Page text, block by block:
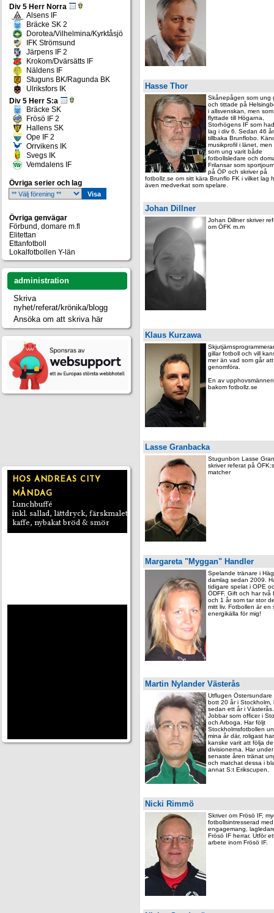
Div 5 Herr Norra
Alsens IF
Bräcke SK 2
Dorotea/Vilhelmina/Kyrktåsjö
IFK Strömsund
Järpens IF 2
Krokom/Dvärsätts IF
Näldens IF
Stuguns BK/Ragunda BK
Ulriksfors IK
Div 5 Herr S:a
Bräcke SK
Frösö IF 2
Hallens SK
Ope IF 2
Orrvikens IK
Svegs IK
Vemdalens IF
Övriga serier och lag
Övriga genvägar
Förbund, domare m.fl
Elitettan
Ettanfotboll
Lokalfotbollen Y-län
administration
Skriva
nyhet/referat/krönika/blogg
Ansöka om att skriva här
Hasse Thor
Skånepågen som ung
och tittade på
i allsvenskan, men som
flyttade till Högarna,
Storhögens IF som
lag i div 6. Sedan 46 år
tillbaka Brunflobo.
musikprofil i länet, men
som ung varit både
fotbollsledare och
Frilansar som
på ÖP och skriver på
fotbollz.se om sitt kära Brunflo FK i vilket lag
även medverkat som spelare.
Johan Dillner
Johan Dillner skriver
om ÖFK m.m
Klaus Kurzawa
gillar fotboll och vill
mer än vad som går att
genomföra.
En av upphovsmännen
bakom fotbollz.se
Lasse Granbacka
Stugunbon Lasse
skriver referat på ÖFK:s
matcher
Margareta "Myggan" Handler
Spelande tränare i
damlag sedan 2009.
tidigare spelat i OPE
ÖDFF. Gift och har två
och 1 år som tar stor
mitt liv. Fotbollen är en
energikälla för mig!
Martin Nylander Västerås
Utflugen Östersundare
bott 20 år i Stockholm,
sedan ett år i Västerås.
Jobbar som officer i
och Arboga. Har följt
Stockholmsfotbollen
mina år där, roligast har
kanske varit att följa
divisionerna. Har
senaste åren tränat
och matchat dessa i
annat S:t Erikscupen.
Nicki Rimmö
Skriver om Frösö IF,
fotbollsintresserad
engagemang,
Frösö IF herrar. Utför
arbete inom Frösö IF.